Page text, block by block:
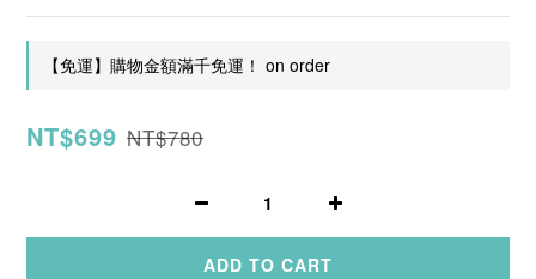
【免運】購物金額滿千免運！ on order
NT$699 NT$780
ADD TO CART